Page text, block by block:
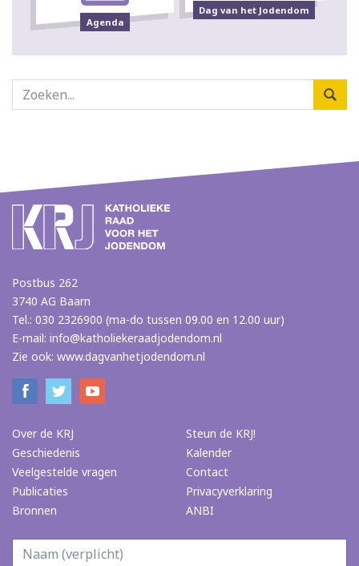
Agenda
Dag van het Jodendom
Postbus 262
3740 AG Baarn
Tel.: 030 2326900 (ma-do tussen 09.00 en 12.00 uur)
E-mail: info@katholiekeraadjodendom.nl
Zie ook: www.dagvanhetjodendom.nl
Over de KRJ
Geschiedenis
Veelgestelde vragen
Publicaties
Bronnen
Steun de KRJ!
Kalender
Contact
Privacyverklaring
ANBI